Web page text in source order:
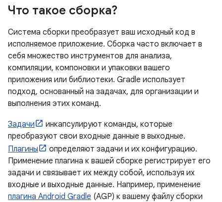
Что такое сборка?
Система сборки преобразует ваш исходный код в
исполняемое приложение. Сборка часто включает в
себя множество инструментов для анализа,
компиляции, компоновки и упаковки вашего
приложения или библиотеки. Gradle использует
подход, основанный на задачах, для организации и
выполнения этих команд.
Задачи
инкапсулируют команды, которые
преобразуют свои входные данные в выходные.
Плагины
определяют задачи и их конфигурацию.
Применение плагина к вашей сборке регистрирует его
задачи и связывает их между собой, используя их
входные и выходные данные. Например, применение
плагина Android Gradle (AGP) к вашему файлу сборки